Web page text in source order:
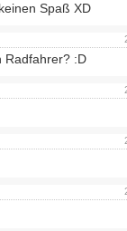
Spaß XD
Radfahrer? :D